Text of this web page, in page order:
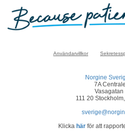
Användarvillkor
Norgine
7A
Vasagatan
111 20
Klicka härför att